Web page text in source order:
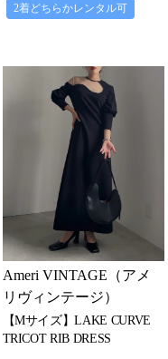
2着どちらかレンタル可
Ameri VINTAGE（アメ
リヴィンテージ）
【Mサイズ】LAKE CURVE
TRICOT RIB DRESS